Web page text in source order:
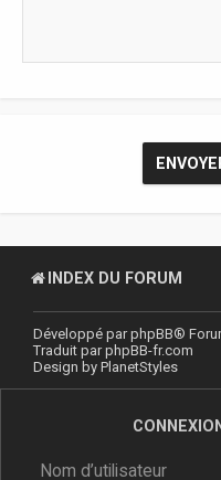
INDEX DU FORUM
Développé parphpBB®
Traduit parphpBB-fr.com
Design by PlanetStyles
CONNEXION